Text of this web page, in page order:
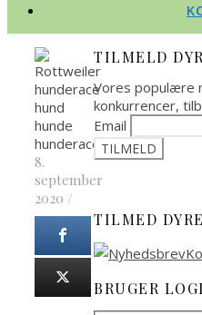
8.
september
2020 /
TILMELD
Vores populære
konkurrencer,
Email
TILMED
BRUGER